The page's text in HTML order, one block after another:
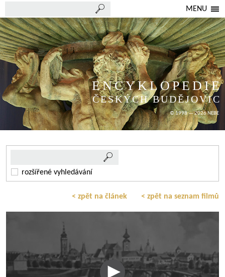
MENU
ENCYKLOPEDIE
ČESKÝCH BUDĚJOVIC
© 1998 — 2026 NEBE
rozšířené vyhledávání
< zpět na článek < zpět na seznam filmů